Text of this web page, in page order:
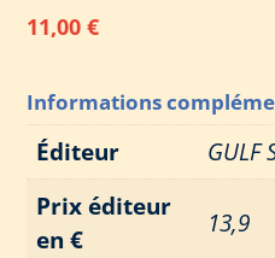
11,00€
Informations
Éditeur
GULF
Prix éditeur
en €
13,9